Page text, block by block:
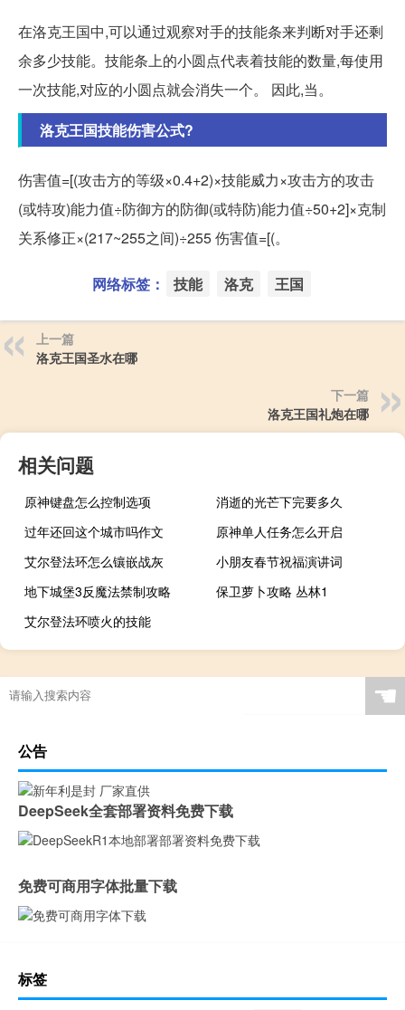
在洛克王国中,可以通过观察对手的技能条来判断对手还剩
余多少技能。技能条上的小圆点代表着技能的数量,每使用
一次技能,对应的小圆点就会消失一个。 因此,当。
洛克王国技能伤害公式?
伤害值=[(攻击方的等级×0.4+2)×技能威力×攻击方的攻击
(或特攻)能力值÷防御方的防御(或特防)能力值÷50+2]×克制
关系修正×(217~255之间)÷255 伤害值=[(。
网络标签： 技能 洛克 王国
上一篇
洛克王国圣水在哪
下一篇
洛克王国礼炮在哪
相关问题
原神键盘怎么控制选项
消逝的光芒下完要多久
过年还回这个城市吗作文
原神单人任务怎么开启
艾尔登法环怎么镶嵌战灰
小朋友春节祝福演讲词
地下城堡3反魔法禁制攻略
保卫萝卜攻略 丛林1
艾尔登法环喷火的技能
☚
公告
DeepSeek全套部署资料免费下载
免费可商用字体批量下载
标签